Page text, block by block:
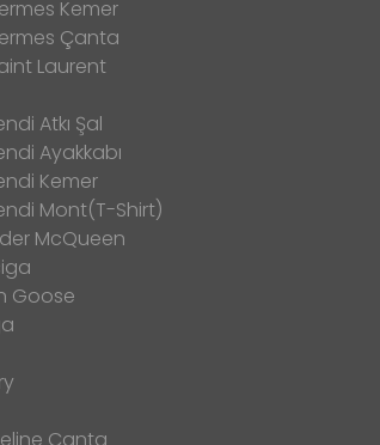
Kemer
Çanta
Laurent
Atkı Şal
Ayakkabı
Kemer
Mont(T-Shirt)
McQueen
Goose